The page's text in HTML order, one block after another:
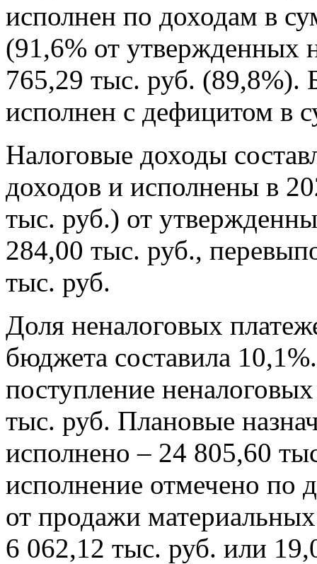
исполнен по доходам в
(91,6% от утвержденных
765,29 тыс. руб. (89,8%).
исполнен с дефицитом в
Налоговые доходы
доходов и исполнены в
тыс. руб.) от
284,00 тыс. руб.,
тыс. руб.
Доля неналоговых
бюджета составила
поступление
тыс. руб. Плановые
исполнено – 24 805,60
исполнение отмечено по
от продажи
6 062,12 тыс. руб. или